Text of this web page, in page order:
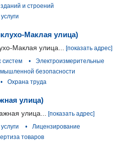
и строений
Маклая улица)
Маклая улица...
[показать адрес]
систем •
Электроизмерительные
безопасности
• Охрана труда
улица)
улица...
[показать адрес]
•
Лицензирование
товаров